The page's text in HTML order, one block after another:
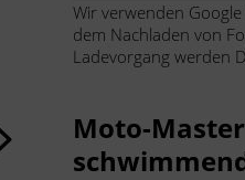
Wir verwenden
dem Nachladen von
Ladevorgang werden
Moto-